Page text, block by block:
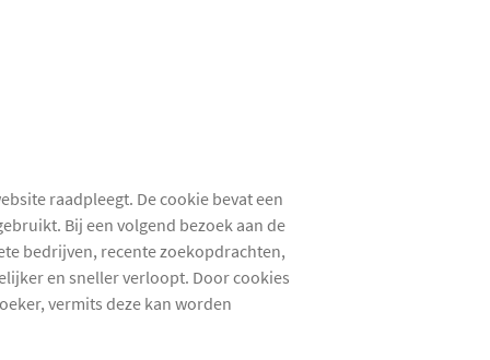
raadpleegt. De cookie bevat een
Bij een volgend bezoek aan de
bedrijven, recente zoekopdrachten,
en sneller verloopt. Door cookies
vermits deze kan worden